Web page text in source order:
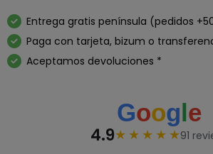
Entrega gratis península (pedidos
Paga con tarjeta, bizum o
Aceptamos devoluciones *
4.9★ ★ ★ ★ ★91